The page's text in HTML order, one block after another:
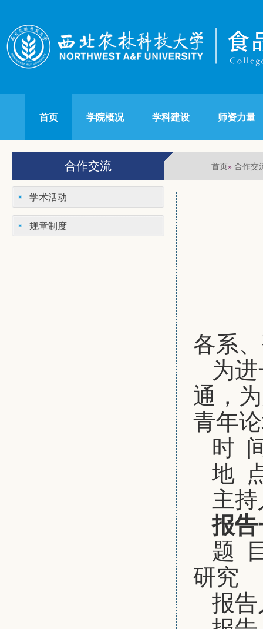
首页 学院概况 学科建设 师资力量
合作交流 首页» 合作交
学术活动
规章制度
各系
为
通，
青年
时
地
主
报
题
研究
报